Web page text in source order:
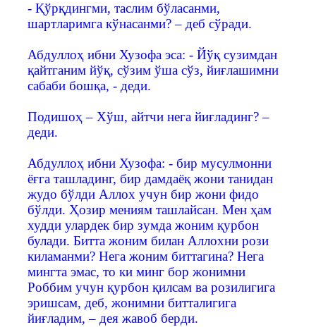
- Қўрқдингми, таслим бўласанми,
шартларимга кўнасанми? – деб сўради.
Абдуллоҳ ибни Хузофа эса: - Йўқ сузимдан
қайтганим йўқ, сўзим ўша сўз, йиғлашимни
сабаби бошқа, - деди.
Подишоҳ – Хўш, айтчи нега йиғладинг? –
деди.
Абдуллоҳ ибни Хузофа: - бир мусулмонни
ёғга ташладинг, бир дамдаёқ жони танидан
жудо бўлди Аллох учун бир жони фидо
бўлди. Ҳозир мениям ташлайсан. Мен ҳам
худди улардек бир зумда жоним қурбон
булади. Битта жоним билан Аллохни рози
киламанми? Нега жоним биттагина? Нега
мингта эмас, то ки минг бор жонимни
Роббим учун қурбон қилсам ва розилигига
эришсам, деб, жонимни битталигига
йиғладим, – дея жавоб берди.